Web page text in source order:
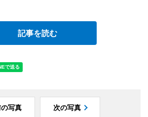
記事を読む
写真 次の写真